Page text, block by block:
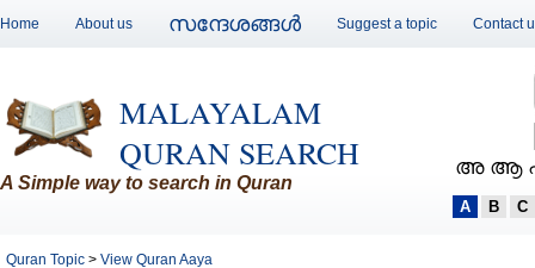
Home About us സന്ദേശങ്ങള്‍ Suggest a topic Contact
MALAYALAM
QURAN SEARCH
A Simple way to search in Quran
അ ആ
A B C
Quran Topic > View Quran Aaya